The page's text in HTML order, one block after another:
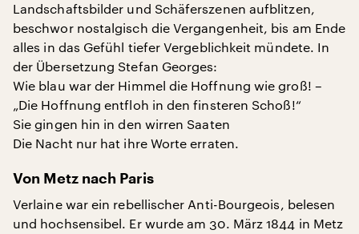
Landschaftsbilder und Schäferszenen aufblitzen,
beschwor nostalgisch die Vergangenheit, bis am Ende
alles in das Gefühl tiefer Vergeblichkeit mündete. In
der Übersetzung Stefan Georges:
Wie blau war der Himmel die Hoffnung wie groß! –
„Die Hoffnung entfloh in den finsteren Schoß!“
Sie gingen hin in den wirren Saaten
Die Nacht nur hat ihre Worte erraten.
Von Metz nach Paris
Verlaine war ein rebellischer Anti-Bourgeois, belesen
und hochsensibel. Er wurde am 30. März 1844 in Metz